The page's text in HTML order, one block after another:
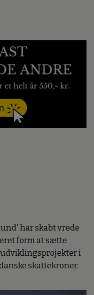
har skabt vrede
form at sætte
i
skattekroner.